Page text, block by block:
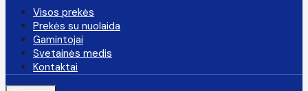
Visos prekės
Prekės su nuolaida
Gamintojai
Svetainės medis
Kontaktai